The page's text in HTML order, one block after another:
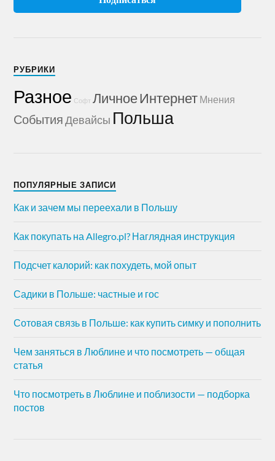
РУБРИКИ
Разное Софт ЛичноеИнтернет Мнения
СобытияДевайсы Польша
ПОПУЛЯРНЫЕ ЗАПИСИ
Как и зачем мы переехали в Польшу
Как покупать на Allegro.pl? Наглядная инструкция
Подсчет калорий: как похудеть, мой опыт
Садики в Польше: частные и гос
Сотовая связь в Польше: как купить симку и пополнить
Чем заняться в Люблине и что посмотреть — общая
статья
Что посмотреть в Люблине и поблизости — подборка
постов